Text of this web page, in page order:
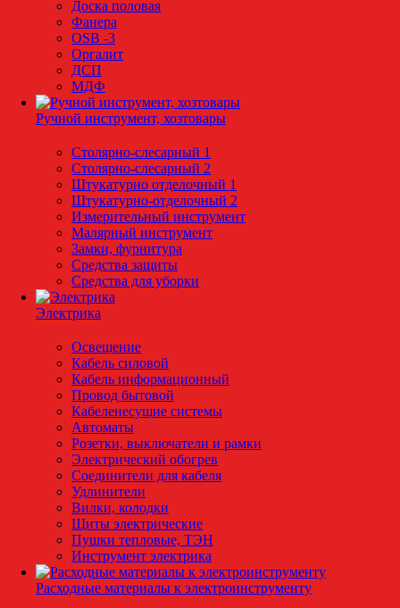
Доска половая
Фанера
OSB -3
Оргалит
ДСП
МДФ
Ручной инструмент, хозтовары
Столярно-слесарный 1
Столярно-слесарный 2
Штукатурно отделочный 1
Штукатурно-отделочный 2
Измерительный инструмент
Малярный инструмент
Замки, фурнитура
Средства защиты
Средства для уборки
Электрика
Освещение
Кабель силовой
Кабель информационный
Провод бытовой
Кабеленесущие системы
Автоматы
Розетки, выключатели и рамки
Электрический обогрев
Соединители для кабеля
Удлинители
Вилки, колодки
Щиты электрические
Пушки тепловые, ТЭН
Инструмент электрика
Расходные материалы к электроинструменту